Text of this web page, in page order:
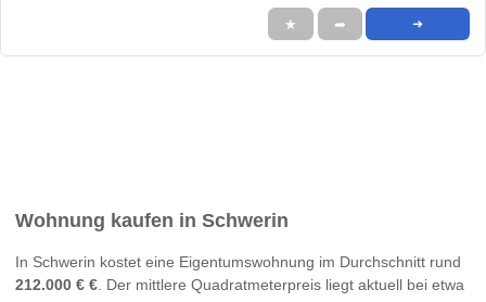
★ ➦ ➜
Wohnung kaufen in Schwerin
In Schwerin kostet eine Eigentumswohnung im Durchschnitt rund
212.000 € € . Der mittlere Quadratmeterpreis liegt aktuell bei etwa